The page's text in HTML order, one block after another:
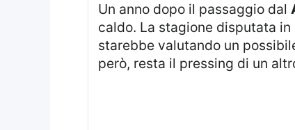
Un anno dopo il passaggio dal
caldo. La stagione disputata
starebbe valutando un
però, resta il pressing di un